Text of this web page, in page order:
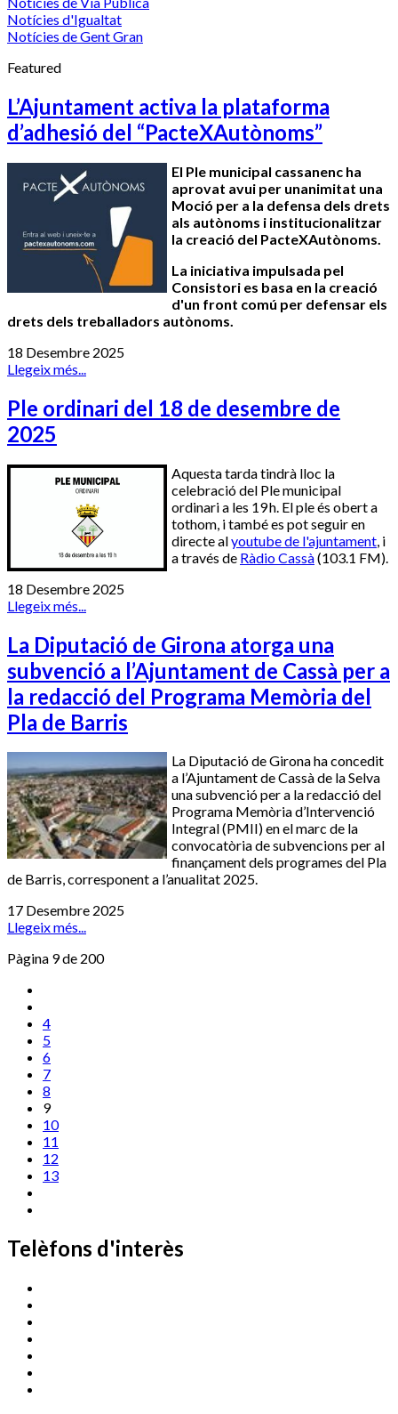
Notícies d'Igualtat
Notícies de Gent Gran
Featured
L’Ajuntament activa la plataforma
d’adhesió del “PacteXAutònoms”
El Ple municipal cassanenc ha
aprovat avui per unanimitat una
Moció per a la defensa dels drets
als autònoms i institucionalitzar
la creació del PacteXAutònoms.
La iniciativa impulsada pel
Consistori es basa en la creació
d'un front comú per defensar els
drets dels treballadors autònoms.
18 Desembre 2025
Llegeix més...
Ple ordinari del 18 de desembre de
2025
Aquesta tarda tindrà lloc la
celebració del Ple municipal
ordinari a les 19 h. El ple és obert a
tothom, i també es pot seguir en
directe alyoutube de l'ajuntament , i
a través de Ràdio Cassà(103.1 FM).
18 Desembre 2025
Llegeix més...
La Diputació de Girona atorga una
subvenció a l’Ajuntament de Cassà per a
la redacció del Programa Memòria del
Pla de Barris
La Diputació de Girona ha concedit
a l’Ajuntament de Cassà de la Selva
una subvenció per a la redacció del
Programa Memòria d’Intervenció
Integral (PMII) en el marc de la
convocatòria de subvencions per al
finançament dels programes del Pla
de Barris, corresponent a l’anualitat 2025.
17 Desembre 2025
Llegeix més...
Pàgina 9 de 200
4
5
6
7
8
9
10
11
12
13
Telèfons d'interès